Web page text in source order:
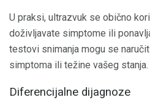
U praksi, ultrazvuk se obično
doživljavate simptome ili
testovi snimanja mogu se
simptoma ili težine vašeg stanja.
Diferencijalne dijagnoze